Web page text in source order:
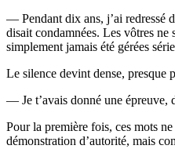
— Pendant dix ans, j’ai redressé
disait condamnées. Les vôtres ne
simplement jamais été gérées
Le silence devint dense, presque
— Je t’avais donné une épreuve,
Pour la première fois, ces mots
démonstration d’autorité, mais